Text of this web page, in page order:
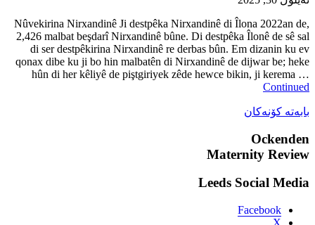
Nûvekirina Nirxandinê Ji
2,426 malbat beşdarî
di ser destpêkirina
qonax dibe ku ji bo hin
hûn di her kêliyê de